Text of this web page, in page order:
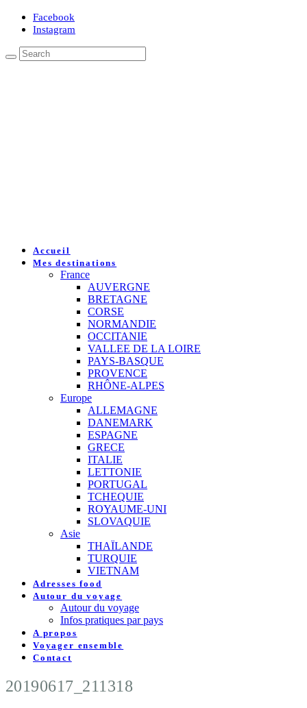
Facebook
Instagram
Accueil
Mes destinations
France
AUVERGNE
BRETAGNE
CORSE
NORMANDIE
OCCITANIE
VALLEE DE LA LOIRE
PAYS-BASQUE
PROVENCE
RHÔNE-ALPES
Europe
ALLEMAGNE
DANEMARK
ESPAGNE
GRECE
ITALIE
LETTONIE
PORTUGAL
TCHEQUIE
ROYAUME-UNI
SLOVAQUIE
Asie
THAÏLANDE
TURQUIE
VIETNAM
Adresses food
Autour du voyage
Autour du voyage
Infos pratiques par pays
A propos
Voyager ensemble
Contact
20190617_211318